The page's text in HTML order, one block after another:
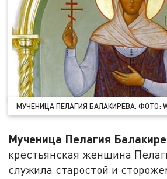
МУЧЕНИЦА ПЕЛАГИЯ БАЛАКИРЕВА. ФОТО:
Мученица Пелагия
крестьянская женщина
служила старостой и